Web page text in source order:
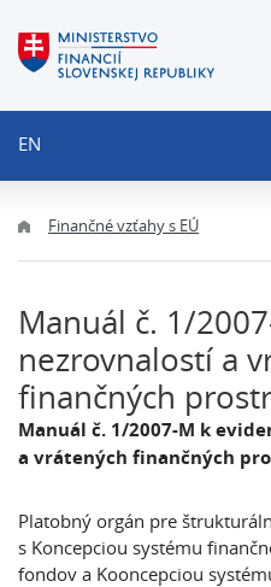
EN
Finančné vzťahy s EÚ
Manuál č. 1/
nezrovnalostí a
finančných
Manuál č. 1/2007-M k
a vrátených finančných
Platobný orgán pre
s Koncepciou systému
fondov a Kooncepciou